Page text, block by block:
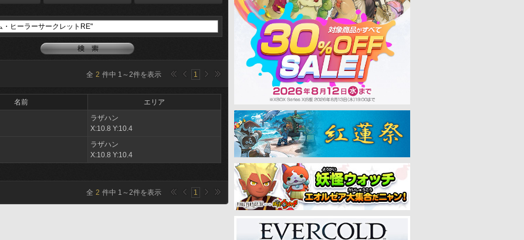
全 2 件中 1 ～2件を表示 1
名前 エリア
ラザハン
X:10.8 Y:10.4
ラザハン
X:10.8 Y:10.4
全 2 件中 1 ～2件を表示 1